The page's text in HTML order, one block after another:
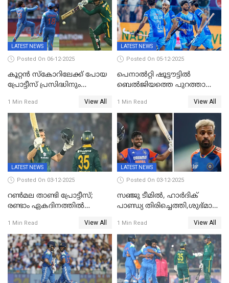
LATEST NEWS
Posted On 06-12-2025
കൂറ്റൻ സ്കോറിലേക്ക് പോയ
പ്രോട്ടീസ് പ്രസിദ്ധിനും
അടിതെറ്റി, ഇന്ത്യക്ക് 271
റണ്‍സ് വിജയലക്ഷ്യം
1 Min Read View All
LATEST NEWS
Posted On 05-12-2025
പെനാൽറ്റി ഷൂട്ടൗട്ടിൽ
ബെൽജിയത്തെ പുറത്താക്കി;
ലോകകപ്പിൽ ഇന്ത്യ
സെമിയിൽ
1 Min Read View All
LATEST NEWS
Posted On 03-12-2025
റണ്‍മല താണ്ടി പ്രോട്ടീസ്;
രണ്ടാം ഏകദിനത്തില്‍
ഒപ്പത്തിനൊപ്പം
1 Min Read View All
LATEST NEWS
Posted On 03-12-2025
സഞ്ജു ടീമില്‍, ഹാര്‍ദിക്
പാണ്ഡ്യ തിരിച്ചെത്തി,​ശുഭ്മാൻ
ഇല്ല;
ദക്ഷിണാഫ്രിക്കയ്‌ക്കെതിരായ
ടി20 പരമ്പരയ്ക്കുള്ള ഇന്ത്യന്‍
ടീമിനെ പ്രഖ്യാപിച്ചു
1 Min Read View All